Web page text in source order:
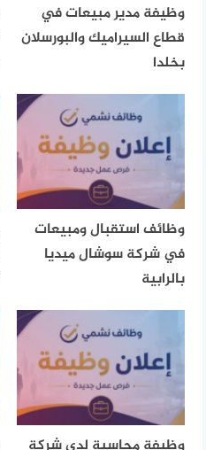
وظيفة مدير مبيعات في
قطاع السيراميك والبورسلان
بخلدا
وظائف استقبال ومبيعات
في شركة سوشال ميديا
بالرابية